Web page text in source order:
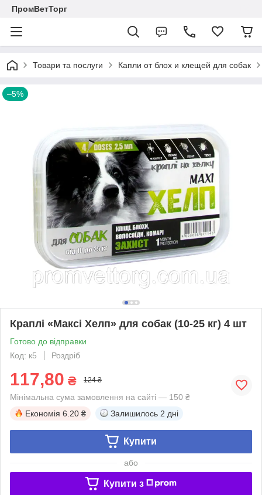
ПромВетТорг
Товари та послуги Капли от блох и клещей для собак
–5%
Краплі «Максі Хелп» для собак (10-25 кг) 4 шт
Готово до відправки
Код: к5
Роздріб
117,80 ₴ 124 ₴
Мінімальна сума замовлення на сайті — 150 ₴
Економія 6.20 ₴ Залишилось 2 дні
Купити
або
Купити з